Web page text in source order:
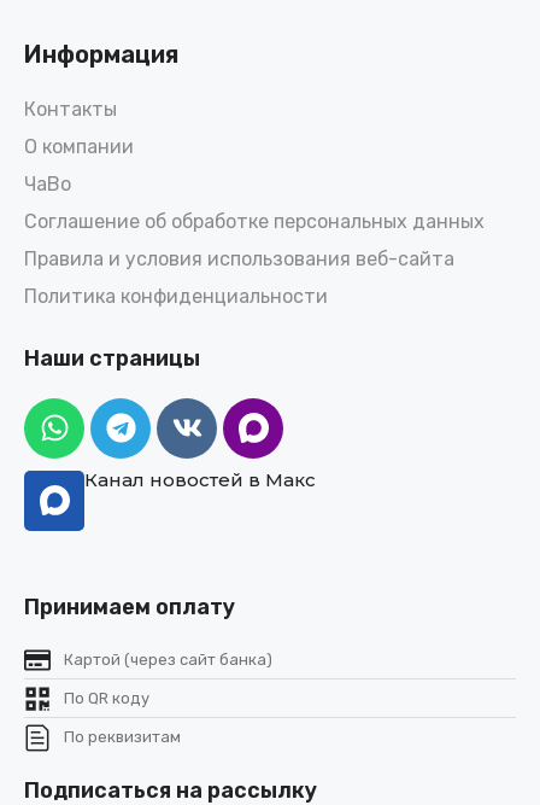
Информация
Контакты
О компании
ЧаВо
Соглашение об обработке персональных данных
Правила и условия использования веб-сайта
Политика конфиденциальности
Наши страницы
Канал новостей в Макс
Принимаем оплату
Картой (через сайт банка)
По QR коду
По реквизитам
Подписаться на рассылку